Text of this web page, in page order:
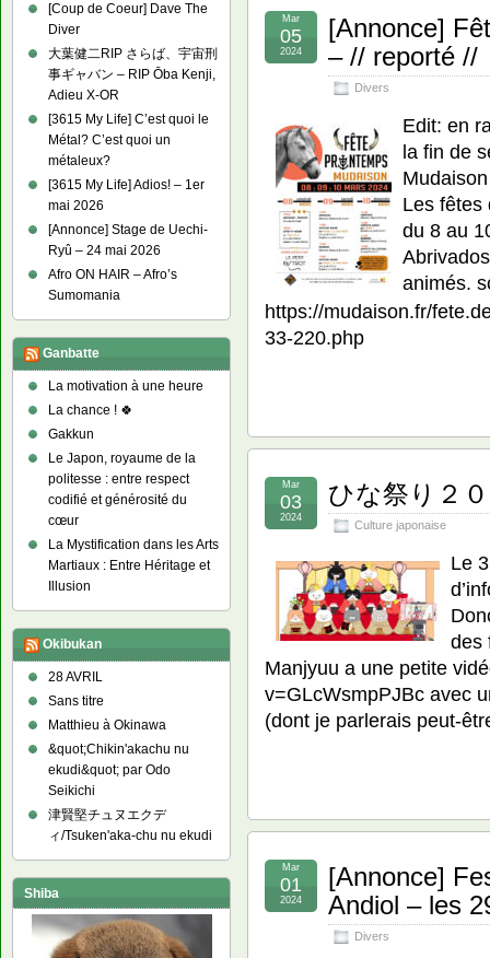
[Annonce]
– // reporté //
Divers
Mar
05
2024
Edit: en
la fin de
Les fêtes
du 8 au
animés.
https://mudaison.fr/
33-220.php
ひな祭り２
Culture japonaise
Mar
03
2024
Le
des
Manjyuu a une petite
v=GLcWsmpPJBc avec
(dont je parlerais peut-
[Annonce]
Andiol – les
Divers
Mar
01
2024
[Coup de Coeur] Dave The
Diver
大葉健二RIP さらば、宇宙刑
事ギャバン – RIP Ōba Kenji,
Adieu X-OR
[3615 My Life] C’est quoi le
Métal? C’est quoi un
métaleux?
[3615 My Life] Adios! – 1er
mai 2026
[Annonce] Stage de Uechi-
Ryû – 24 mai 2026
Afro ON HAIR – Afro’s
Sumomania
Ganbatte
La motivation à une heure
La chance ! 🍀
Gakkun
Le Japon, royaume de la
politesse : entre respect
codifié et générosité du
cœur
La Mystification dans les Arts
Martiaux : Entre Héritage et
Illusion
Okibukan
28 AVRIL
Sans titre
Matthieu à Okinawa
&quot;Chikin'akachu nu
ekudi&quot; par Odo
Seikichi
津賢堅チュヌエクデ
ィ/Tsuken'aka-chu nu ekudi
Shiba